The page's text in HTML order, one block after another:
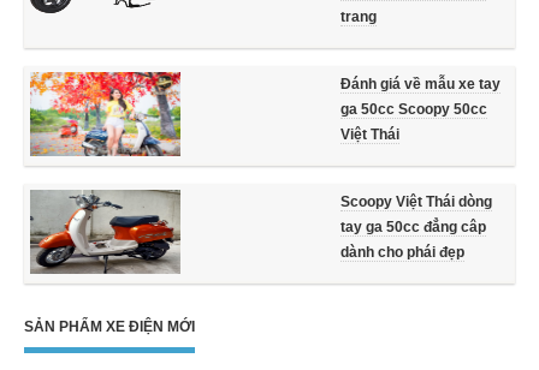
trang
Đánh giá về mẫu xe tay
ga 50cc Scoopy 50cc
Việt Thái
Scoopy Việt Thái dòng
tay ga 50cc đẳng câp
dành cho phái đẹp
SẢN PHẨM XE ĐIỆN MỚI